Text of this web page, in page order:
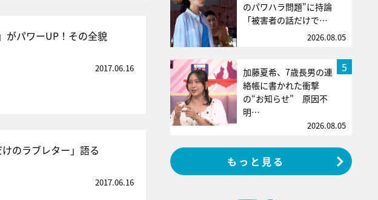
がパワーUP！その全貌
2017.06.16
のラブレター」語る
2017.06.16
のパワハラ問題”に持論
「被害者の話だけで…
2026.08.05
5
加藤夏希、7歳長男の連
絡帳に書かれた衝撃
の“お知らせ” 原因不
明…
2026.08.05
もっと見る